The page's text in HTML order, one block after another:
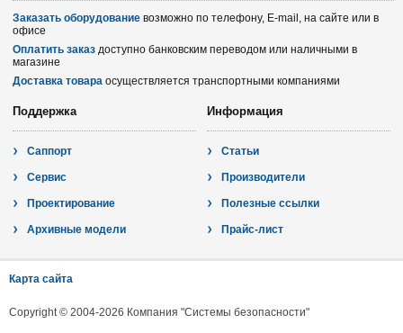
Заказать оборудование возможно по телефону, E-mail, на сайте или в
офисе
Оплатить заказ доступно банковским переводом или наличными в
магазине
Доставка товара осуществляется транспортными компаниями
Поддержка
Саппорт
Сервис
Проектирование
Архивные модели
Информация
Статьи
Производители
Полезные ссылки
Прайс-лист
Карта сайта
Copyright © 2004-2026 Компания "Системы безопасности"